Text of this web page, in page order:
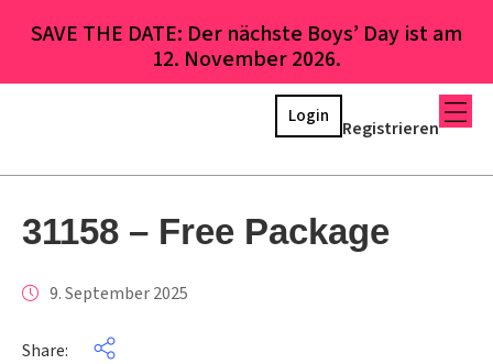
SAVE THE DATE: Der nächste Boys’ Day ist am
12. November 2026.
Registrieren
Login
31158 – Free Package
9. September 2025
Share: